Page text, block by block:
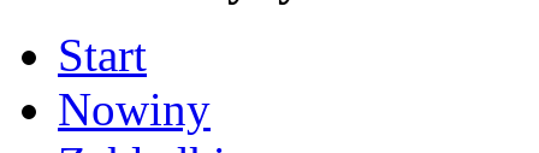
Start
Nowiny